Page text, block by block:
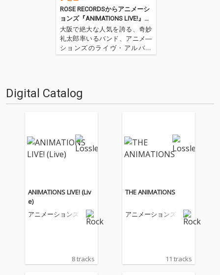
ROSE RECORDSからアニメーシ
ョンズ『ANIMATIONS LIVE!』配
信!
大阪で絶大な人気を誇る、奇妙
礼太郎率いるバンド、アニメ―
ションズのライヴ・アルバム
『ANIMATIONS LIVE!』をこの
狂のステージを収録した…
Digital Catalog
ANIMATIONS LIVE! (Liv
e)
アニメーションズ
8 tracks
THE ANIMATIONS
アニメーションズ
11 tracks